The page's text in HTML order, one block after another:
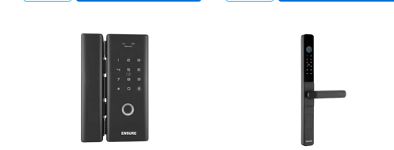
LOCKHOME กลอนประตูดิจิตอล รุ่น EN101G
สำหรับประตูกระจกบานเปลือย
LOCKHOME กลอนประตูดิจิตอล Ensure รุ่